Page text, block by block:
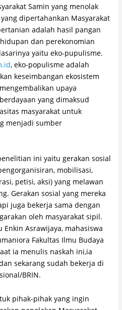
Samin yang menolak
dipertahankan Masyarakat
adalah hasil pangan
dan perekonomian
yaitu eko-pupulisme.
, eko-populisme adalah
keseimbangan ekosistem
upaya
yang dimaksud
masyarakat untuk
menjadi sumber
ini yaitu gerakan sosial
mobilisasi,
petisi, aksi) yang melawan
Gerakan sosial yang mereka
juga bekerja sama dengan
oleh masyarakat sipil.
Asrawijaya, mahasiswa
Fakultas Ilmu Budaya
ia menulis naskah ini,ia
sekarang sudah bekerja di
BRIN.
pihak-pihak yang ingin